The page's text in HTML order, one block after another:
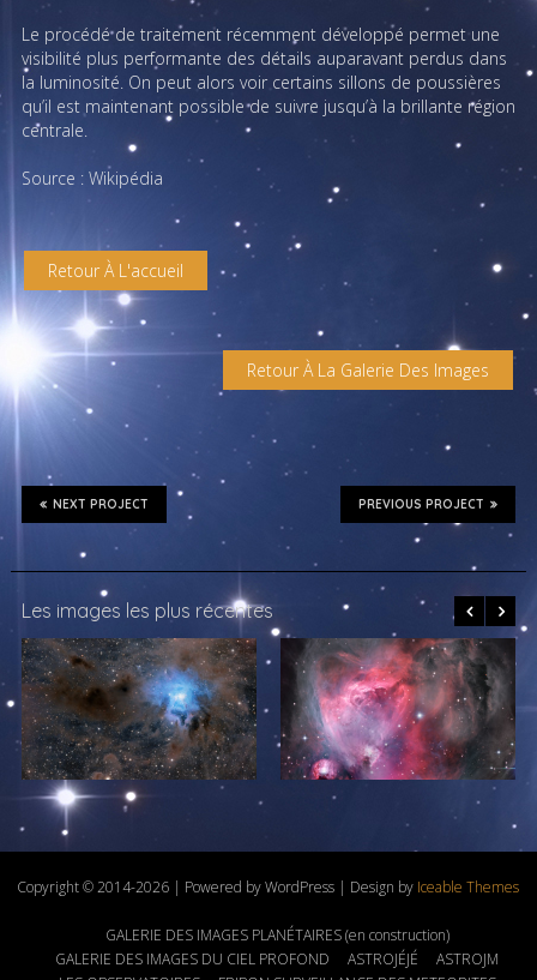
Le procédé de traitement récemment développé permet une
visibilité plus performante des détails auparavant perdus dans
la luminosité. On peut alors voir certains sillons de poussières
qu’il est maintenant possible de suivre jusqu’à la brillante région
centrale.
Source : Wikipédia
Retour À L'accueil
Retour À La Galerie Des Images
PREVIOUS PROJECT
NEXT PROJECT
Les images les plus récentes
Copyright © 2014-2026 | Powered by WordPress | Design by Iceable Themes
GALERIE DES IMAGES PLANÉTAIRES (en construction)
GALERIE DES IMAGES DU CIEL PROFOND
ASTROJÉJÉ
ASTROJM